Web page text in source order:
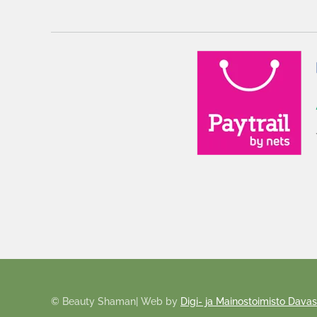
© Beauty Shaman | Web by Digi- ja Mainostoimisto Davas